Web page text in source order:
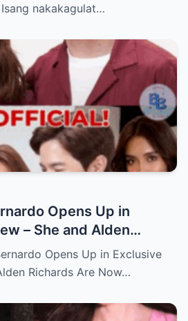
Isang nakakagulat…
Opens Up in
– She and Alden
Officially Together
Opens Up in Exclusive
Richards Are Now…